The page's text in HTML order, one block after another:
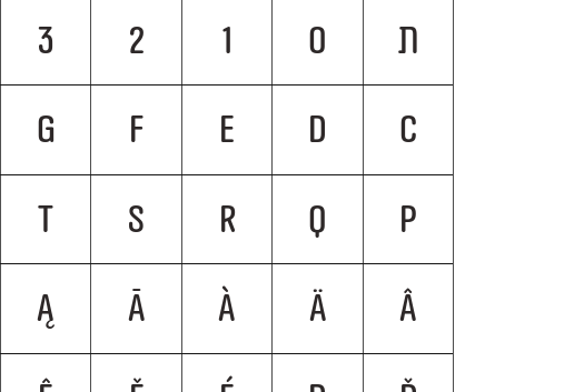
ת
0
1
2
3
C
D
E
F
G
P
Q
R
S
T
Â
Ä
À
Ā
Ą